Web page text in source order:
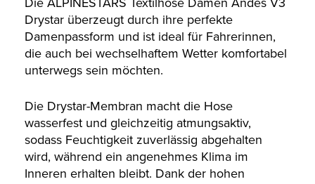
Drystar überzeugt durch ihre perfekte
Damenpassform und ist ideal für Fahrerinnen,
die auch bei wechselhaftem Wetter komfortabel
unterwegs sein möchten.
Die Drystar-Membran macht die Hose
wasserfest und gleichzeitig atmungsaktiv,
sodass Feuchtigkeit zuverlässig abgehalten
wird, während ein angenehmes Klima im
Inneren erhalten bleibt. Dank der hohen